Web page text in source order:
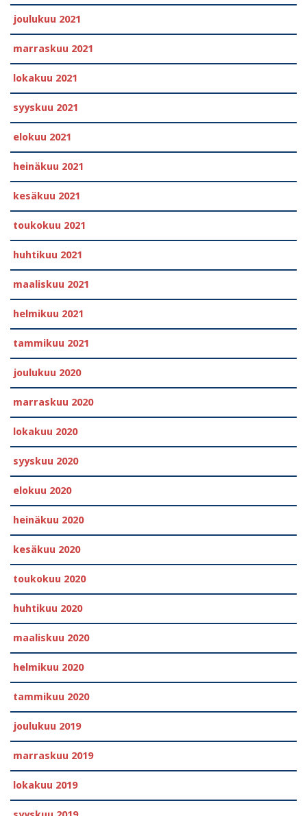
joulukuu 2021
marraskuu 2021
lokakuu 2021
syyskuu 2021
elokuu 2021
heinäkuu 2021
kesäkuu 2021
toukokuu 2021
huhtikuu 2021
maaliskuu 2021
helmikuu 2021
tammikuu 2021
joulukuu 2020
marraskuu 2020
lokakuu 2020
syyskuu 2020
elokuu 2020
heinäkuu 2020
kesäkuu 2020
toukokuu 2020
huhtikuu 2020
maaliskuu 2020
helmikuu 2020
tammikuu 2020
joulukuu 2019
marraskuu 2019
lokakuu 2019